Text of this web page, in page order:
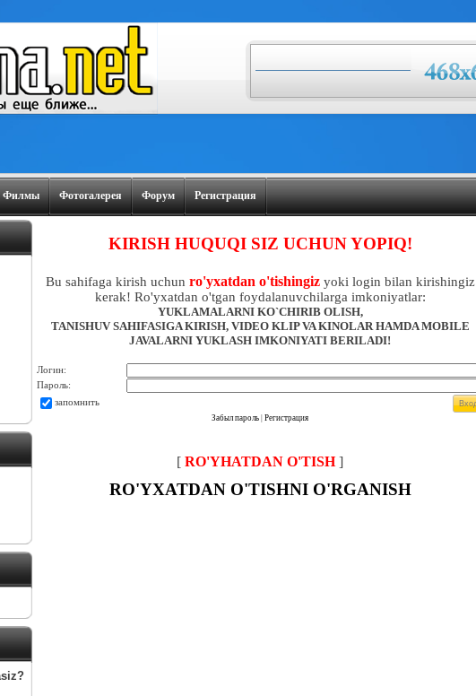
Филмы Фотогалерея Форум Регистрация
KIRISH HUQUQI SIZ UCHUN YOPIQ!
Bu sahifaga kirish uchun ro'yxatdan o'tishingizyoki login bilan kirishingiz
kerak! Ro'yxatdan o'tgan foydalanuvchilarga imkoniyatlar:
YUKLAMALARNI KO`CHIRIB OLISH,
TANISHUV SAHIFASIGA KIRISH, VIDEO KLIP VA KINOLAR HAMDA MOBILE
JAVALARNI YUKLASH IMKONIYATI BERILADI!
Логин:
Пароль:
запомнить
Забыл пароль Регистрация
[ RO'YHATDAN O'TISH]
RO'YXATDAN O'TISHNI O'RGANISH